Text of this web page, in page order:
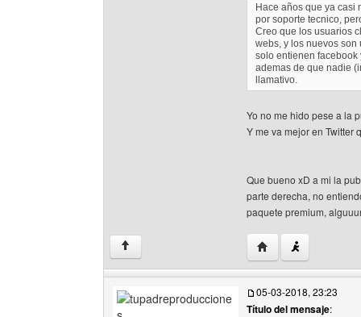
Hace años que ya casi
por soporte tecnico,
Creo que los usuarios
webs, y los nuevos
solo entienen facebook
ademas de que nadie
llamativo.
Yo no me hido pese a la
Y me va mejor en Twitter
Que bueno xD a mi la
parte derecha, no
paquete premium,
↑ Visitar sitio web del
05-03-2018, 23:23
Título del mensaje: